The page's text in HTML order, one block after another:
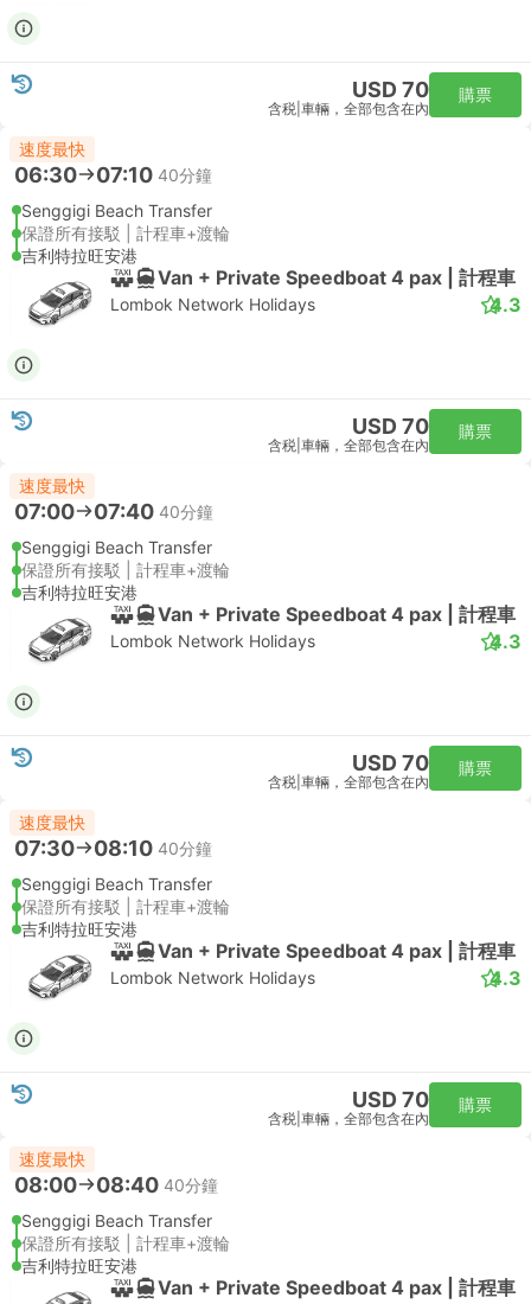
USD 70
含税 車輛，全部包含在內
購票
速度最快
06:30 07:10 40分鐘
Senggigi Beach Transfer
保證所有接駁 | 計程車+渡輪
吉利特拉旺安港
Van + Private Speedboat 4 pax | 計程車
Lombok Network Holidays 4.3
USD 70
含税 車輛，全部包含在內
購票
速度最快
07:00 07:40 40分鐘
Senggigi Beach Transfer
保證所有接駁 | 計程車+渡輪
吉利特拉旺安港
Van + Private Speedboat 4 pax | 計程車
Lombok Network Holidays 4.3
USD 70
含税 車輛，全部包含在內
購票
速度最快
07:30 08:10 40分鐘
Senggigi Beach Transfer
保證所有接駁 | 計程車+渡輪
吉利特拉旺安港
Van + Private Speedboat 4 pax | 計程車
Lombok Network Holidays 4.3
USD 70
含税 車輛，全部包含在內
購票
速度最快
08:00 08:40 40分鐘
Senggigi Beach Transfer
保證所有接駁 | 計程車+渡輪
吉利特拉旺安港
Van + Private Speedboat 4 pax | 計程車